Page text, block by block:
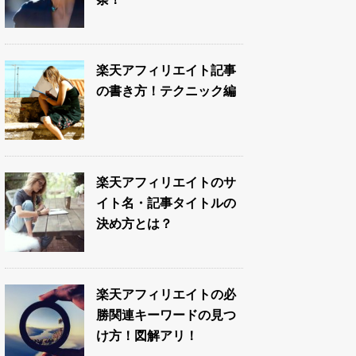
楽天アフィリエイト記事
の書き方！テクニック編
楽天アフィリエイトのサ
イト名・記事タイトルの
決め方とは？
楽天アフィリエイトの必
勝関連キーワードの見つ
け方！図解アリ！